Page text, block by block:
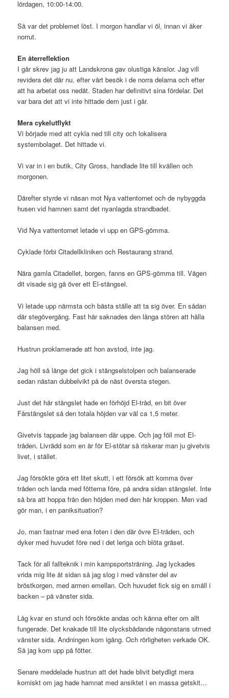
lördagen, 10:00-14:00.
Så var det problemet löst. I morgon handlar vi öl, innan vi åker
norrut.
En återreflektion
I går skrev jag ju att Landskrona gav olustiga känslor. Jag vill
revidera det där nu, efter vårt besök i de norra delarna och efter
att ha arbetat oss nedåt. Staden har definitivt sina fördelar. Det
var bara det att vi inte hittade dem just i går.
Mera cykelutflykt
Vi började med att cykla ned till city och lokalisera
systembolaget. Det hittade vi.
Vi var in i en butik, City Gross, handlade lite till kvällen och
morgonen.
Därefter styrde vi näsan mot Nya vattentornet och de nybyggda
husen vid hamnen samt det nyanlagda strandbadet.
Vid Nya vattentornet letade vi upp en GPS-gömma.
Cyklade förbi Citadellkliniken och Restaurang strand.
Nära gamla Citadellet, borgen, fanns en GPS-gömma till. Vägen
dit visade sig gå över ett El-stängsel.
Vi letade upp närmsta och bästa ställe att ta sig över. En sådan
där stegövergång. Fast här saknades den långa stören att hålla
balansen med.
Hustrun proklamerade att hon avstod, inte jag.
Jag höll så länge det gick i stängselstolpen och balanserade
sedan nästan dubbelvikt på de näst översta stegen.
Just det här stängslet hade en förhöjd El-tråd, en bit över
Fårstängslet så den totala höjden var väl ca 1,5 meter.
Givetvis tappade jag balansen där uppe. Och jag föll mot El-
tråden. Livrädd som en är för El-stötar så riskerar man ju givetvis
livet, i stället.
Jag försökte göra ett litet skutt, i ett försök att komma över
tråden och landa med fötterna före, på andra sidan stängslet. Inte
så bra att hoppa från den höjden med den här kroppen. Men vad
gör man, i en paniksituation?
Jo, man fastnar med ena foten i den där övre El-tråden, och
dyker med huvudet före ned i det leriga och blöta gräset.
Tack för all fallteknik i min kampsportsträning. Jag lyckades
vrida mig lite åt sidan så jag slog i med vänster del av
bröstkorgen, med armen emellan. Och huvudet fick sig en smäll i
backen – på vänster sida.
Låg kvar en stund och försökte andas och känna efter om allt
fungerade. Det knakade till lite olycksbådande någonstans utmed
vänster sida. Andningen kom igång. Och rörligheten verkade OK.
Så jag kom upp på fötter.
Senare meddelade hustrun att det hade blivit betydligt mera
komiskt om jag hade hamnat med ansiktet i en massa getskit…